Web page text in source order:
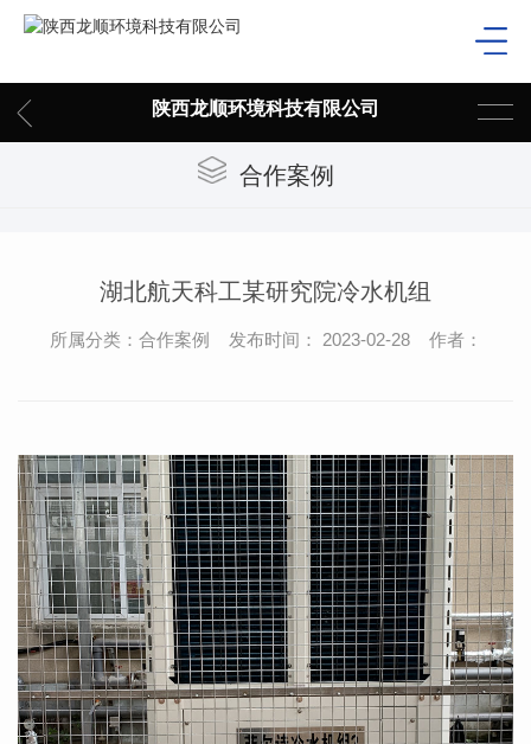
陕西龙顺环境科技有限公司
合作案例
湖北航天科工某研究院冷水机组
所属分类：合作案例 发布时间： 2023-02-28 作者：